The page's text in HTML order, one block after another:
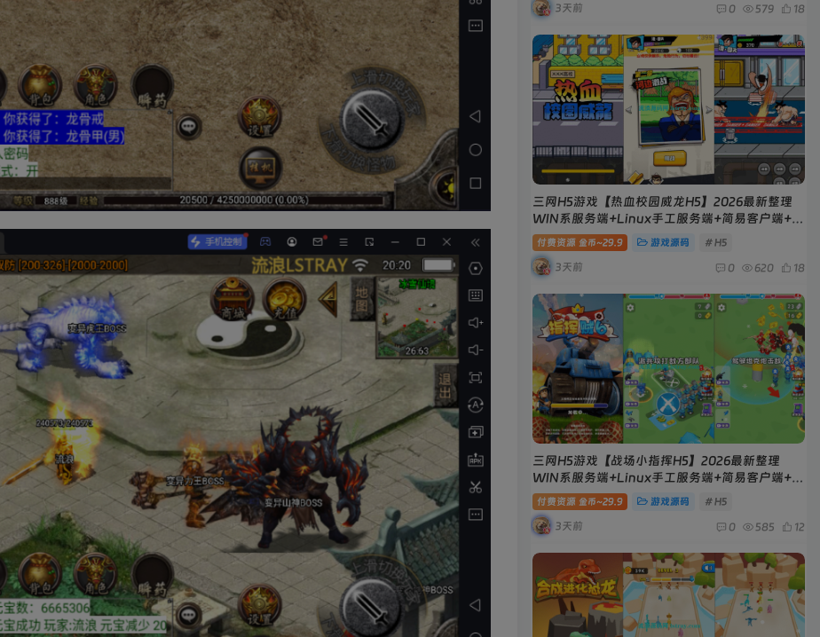
3天前 0 579 18
三网H5游戏【热血校园威龙H5】2026最新整理
WIN系服务端+Linux手工服务端+简易客户端+教
程
付费资源 金币~29.9 游戏源码 # H5
3天前 0 620 18
三网H5游戏【战场小指挥H5】2026最新整理
WIN系服务端+Linux手工服务端+简易客户端+教
程
付费资源 金币~29.9 游戏源码 # H5
3天前 0 585 12